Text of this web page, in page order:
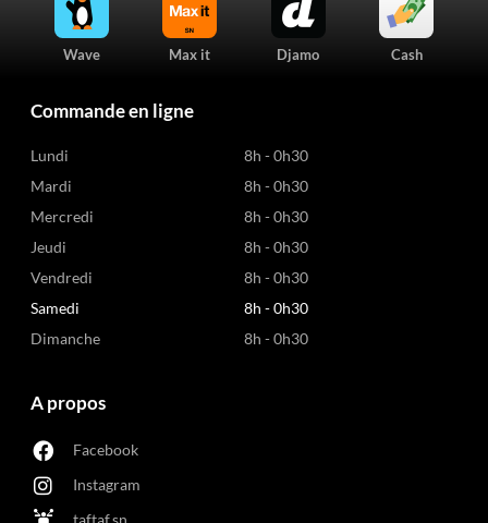
Wave Max it Djamo Cash
Commande en ligne
Lundi
8h - 0h30
Mardi
8h - 0h30
Mercredi
8h - 0h30
Jeudi
8h - 0h30
Vendredi
8h - 0h30
Samedi
8h - 0h30
Dimanche
8h - 0h30
A propos
Facebook
Instagram
taftaf.sn